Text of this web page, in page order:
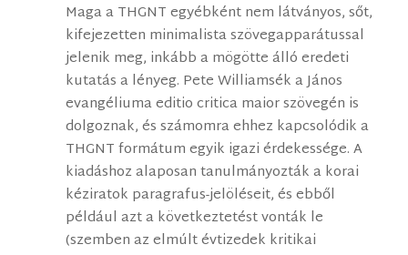
Maga a THGNT egyébként nem látványos, sőt,
kifejezetten minimalista szövegapparátussal
jelenik meg, inkább a mögötte álló eredeti
kutatás a lényeg. Pete Williamsék a János
evangéliuma editio critica maior szövegén is
dolgoznak, és számomra ehhez kapcsolódik a
THGNT formátum egyik igazi érdekessége. A
kiadáshoz alaposan tanulmányozták a korai
kéziratok paragrafus-jelöléseit, és ebből
például azt a következtetést vonták le
(szemben az elmúlt évtizedek kritikai